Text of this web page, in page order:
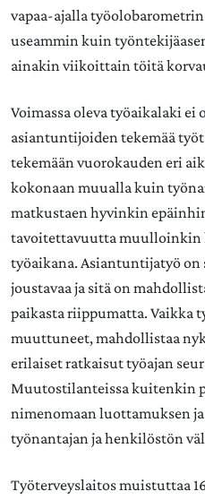
vapaa-ajalla
useammin kuin
ainakin viikoittain töitä
Voimassa oleva työaikalaki
asiantuntijoiden tekemää
tekemään vuorokauden eri
kokonaan muualla kuin
matkustaen hyvinkin
tavoitettavuutta muulloinkin
työaikana. Asiantuntijatyö on
joustavaa ja sitä on
paikasta riippumatta. Vaikka
muuttuneet, mahdollistaa
erilaiset ratkaisut työajan
Muutostilanteissa kuitenkin
nimenomaan luottamuksen
työnantajan ja henkilöstön
Työterveyslaitos muistuttaa